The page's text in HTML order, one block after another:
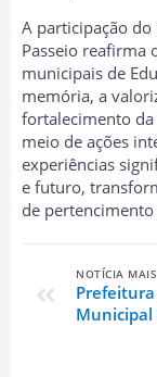
A participação
Passeio reafirma
municipais de
memória, a
fortalecimento
meio de ações
experiências
e futuro,
de pertencimento
NOTÍCIA
Municipal